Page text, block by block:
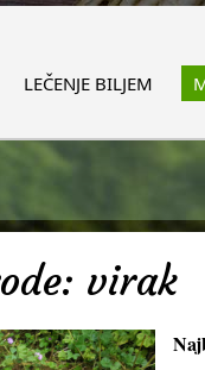
LEČENJE BILJEM
virak